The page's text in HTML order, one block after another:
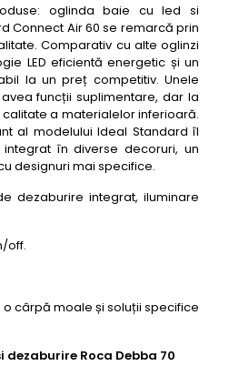
oglinda baie cu led si
Connect Air 60 se remarcă prin
Comparativ cu alte oglinzi
LED eficientă energetic și un
la un preț competitiv. Unele
funcții suplimentare, dar la
a materialelor inferioară.
al modelului Ideal Standard îl
în diverse decoruri, un
designuri mai specifice.
dezaburire integrat, iluminare
off.
cârpă moale și soluții specifice
Roca Debba 70